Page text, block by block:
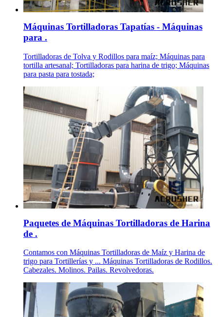
Máquinas Tortilladoras Tapatías - Máquinas
para .
Tortilladoras de Tolva y Rodillos para maíz; Máquinas para
tortilla artesanal; Tortilladoras para harina de trigo; Máquinas
para pasta para tostada;
Paquetes de Máquinas Tortilladoras de Harina
de .
Contamos con Máquinas Tortilladoras de Maíz y Harina de
trigo para Tortillerías y ... Máquinas Tortilladoras de Rodillos.
Cabezales. Molinos. Pailas. Revolvedoras.